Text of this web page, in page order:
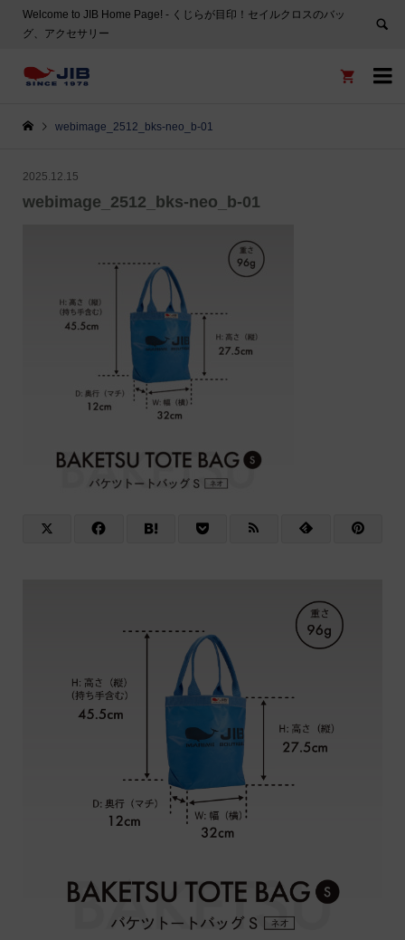
Welcome to JIB Home Page! ‐ くじらが目印！セイルクロスのバッ
グ、アクセサリー


webimage_2512_bks-neo_b-01
2025.12.15
webimage_2512_bks-neo_b-01